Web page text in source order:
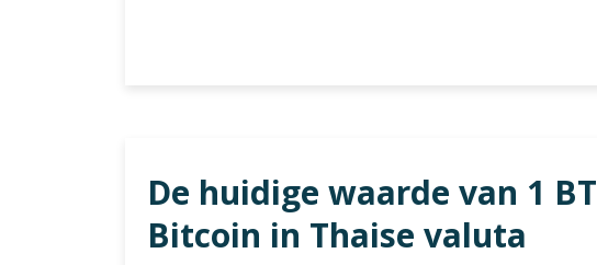
Bitcoin!
De huidige waarde van 1
Bitcoin in Thaise valuta